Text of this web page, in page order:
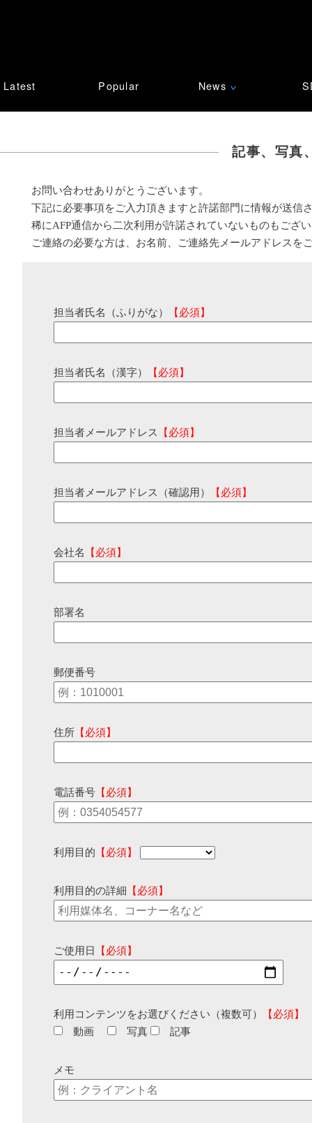
Latest Popular News ∨
記事、写真
お問い合わせありがとうございます。
下記に必要事項をご入力頂きますと許諾部門に情報が送信
稀にAFP通信から二次利用が許諾されていないものもござ
ご連絡の必要な方は、お名前、ご連絡先メールアドレスを
担当者氏名（ふりがな） 【必須】
担当者氏名（漢字） 【必須】
担当者メールアドレス 【必須】
担当者メールアドレス（確認用） 【必須】
会社名 【必須】
部署名
郵便番号
住所 【必須】
電話番号 【必須】
利用目的 【必須】
利用目的の詳細 【必須】
ご使用日 【必須】
利用コンテンツをお選びください（複数可）
【必須】
動画
写真 記事
メモ